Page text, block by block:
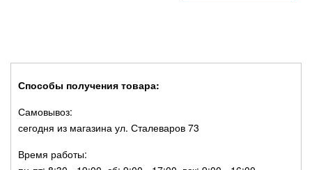
Способы получения товара:
Самовывоз:
сегодня из магазина ул. Сталеваров 73
Время работы: